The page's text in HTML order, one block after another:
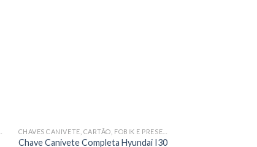
Chave Canivete Completa Hyundai I30